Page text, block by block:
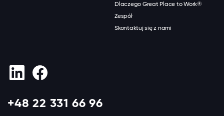
Dlaczego Great Place to Work®
Zespół
Skontaktuj się z nami
+48 22 331 66 96